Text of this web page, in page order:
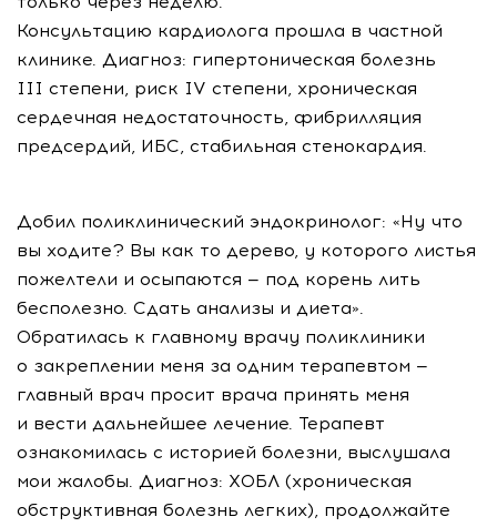
Консультацию кардиолога прошла в частной
клинике. Диагноз: гипертоническая болезнь
III степени, риск IV степени, хроническая
сердечная недостаточность, фибрилляция
предсердий, ИБС, стабильная стенокардия.
Добил поликлинический эндокринолог: «Ну что
вы ходите? Вы как то дерево, у которого листья
пожелтели и осыпаются — под корень лить
бесполезно. Сдать анализы и диета».
Обратилась к главному врачу поликлиники
о закреплении меня за одним терапевтом —
главный врач просит врача принять меня
и вести дальнейшее лечение. Терапевт
ознакомилась с историей болезни, выслушала
мои жалобы. Диагноз: ХОБЛ (хроническая
обструктивная болезнь легких), продолжайте